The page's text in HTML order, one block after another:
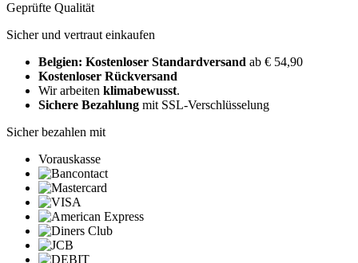
Geprüfte Qualität
Sicher und vertraut einkaufen
Belgien: Kostenloser Standardversand ab € 54,90
Kostenloser Rückversand
Wir arbeiten klimabewusst.
Sichere Bezahlung mit SSL-Verschlüsselung
Sicher bezahlen mit
Vorauskasse